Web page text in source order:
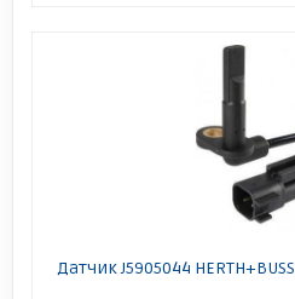
Датчик J5905044 HERTH+BUSS